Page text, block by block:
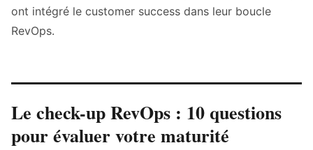
ont intégré le customer success dans leur boucle
RevOps.
Le check-up RevOps : 10 questions
pour évaluer votre maturité